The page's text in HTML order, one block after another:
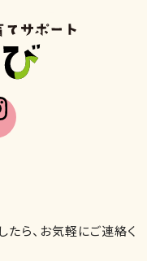
たら、お気軽にご連絡く